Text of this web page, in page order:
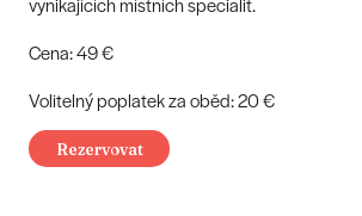
Cena: 49 €
Volitelný poplatek za oběd: 20 €
Rezervovat